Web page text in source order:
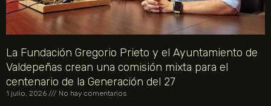
La Fundación Gregorio Prieto y el Ayuntamiento de
Valdepeñas crean una comisión mixta para el
centenario de la Generación del 27
1 julio, 2026 No hay comentarios